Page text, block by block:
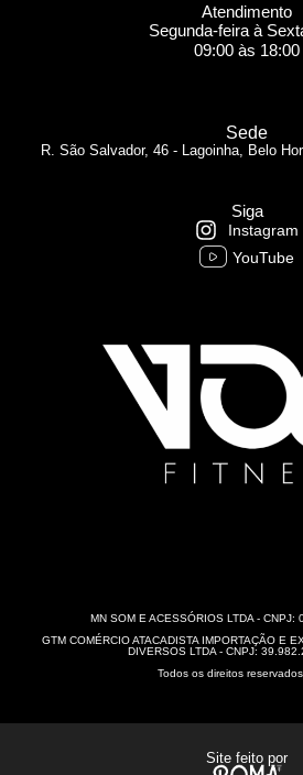
Atendimento
Segunda-feira à
09:00 às 18:00
Sede
R. São Salvador, 46 - Lagoinha, Belo
Siga
Instagram
YouTube
MN SOM E ACESSÓRIOS LTDA -
GTM COMÉRCIO ATACADISTA IMPORTAÇÃO E
DIVERSOS LTDA - CNPJ:
Todos os direitos
Site feito por